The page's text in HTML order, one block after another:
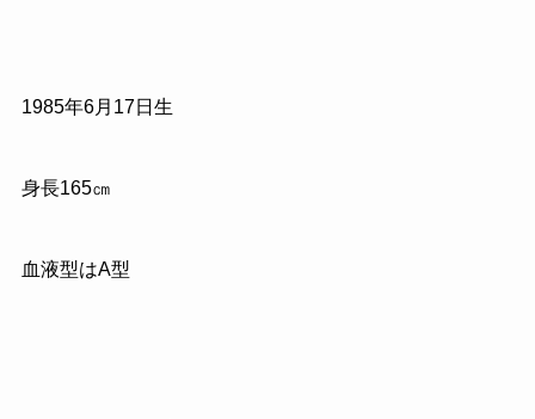
1985年6月 17日生
身長165㎝
血液型はA型